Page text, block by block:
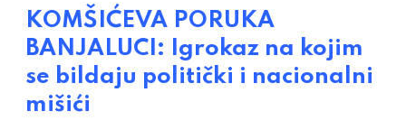
KOMŠIĆEVA PORUKA
BANJALUCI: Igrokaz na kojim
se bildaju politički i nacionalni
mišići